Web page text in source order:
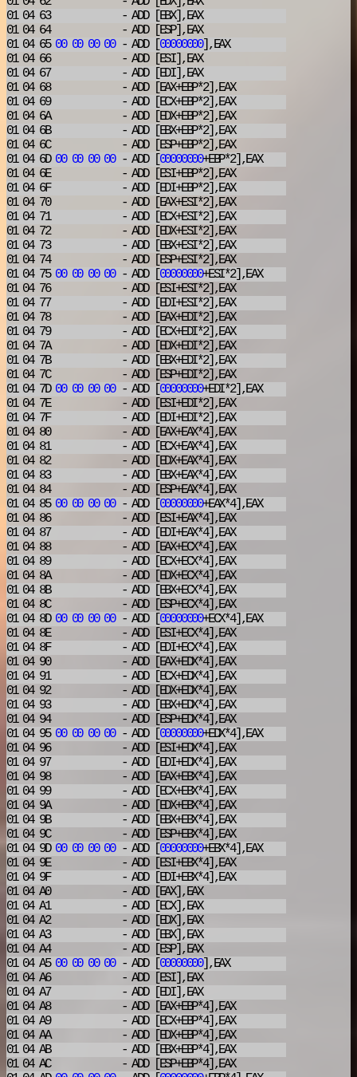
01 04 63
- ADD[EBX],EAX
01 04 64
- ADD[ESP],EAX
01 04 65 00 00 00 00- ADD[ 00000000],EAX
01 04 66
- ADD[ESI],EAX
01 04 67
- ADD[EDI],EAX
01 04 68
- ADD[EAX+EBP*2],EAX
01 04 69
- ADD[ECX+EBP*2],EAX
01 04 6A
- ADD[EDX+EBP*2],EAX
01 04 6B
- ADD[EBX+EBP*2],EAX
01 04 6C
- ADD[ESP+EBP*2],EAX
01 04 6D 00 00 00 00- ADD[ 00000000+EBP*2],EAX
01 04 6E
- ADD[ESI+EBP*2],EAX
01 04 6F
- ADD[EDI+EBP*2],EAX
01 04 70
- ADD[EAX+ESI*2],EAX
01 04 71
- ADD[ECX+ESI*2],EAX
01 04 72
- ADD[EDX+ESI*2],EAX
01 04 73
- ADD[EBX+ESI*2],EAX
01 04 74
- ADD[ESP+ESI*2],EAX
01 04 75 00 00 00 00- ADD[ 00000000+ESI*2],EAX
01 04 76
- ADD[ESI+ESI*2],EAX
01 04 77
- ADD[EDI+ESI*2],EAX
01 04 78
- ADD[EAX+EDI*2],EAX
01 04 79
- ADD[ECX+EDI*2],EAX
01 04 7A
- ADD[EDX+EDI*2],EAX
01 04 7B
- ADD[EBX+EDI*2],EAX
01 04 7C
- ADD[ESP+EDI*2],EAX
01 04 7D 00 00 00 00- ADD[ 00000000+EDI*2],EAX
01 04 7E
- ADD[ESI+EDI*2],EAX
01 04 7F
- ADD[EDI+EDI*2],EAX
01 04 80
- ADD[EAX+EAX*4],EAX
01 04 81
- ADD[ECX+EAX*4],EAX
01 04 82
- ADD[EDX+EAX*4],EAX
01 04 83
- ADD[EBX+EAX*4],EAX
01 04 84
- ADD[ESP+EAX*4],EAX
01 04 85 00 00 00 00- ADD[ 00000000+EAX*4],EAX
01 04 86
- ADD[ESI+EAX*4],EAX
01 04 87
- ADD[EDI+EAX*4],EAX
01 04 88
- ADD[EAX+ECX*4],EAX
01 04 89
- ADD[ECX+ECX*4],EAX
01 04 8A
- ADD[EDX+ECX*4],EAX
01 04 8B
- ADD[EBX+ECX*4],EAX
01 04 8C
- ADD[ESP+ECX*4],EAX
01 04 8D 00 00 00 00- ADD[ 00000000+ECX*4],EAX
01 04 8E
- ADD[ESI+ECX*4],EAX
01 04 8F
- ADD[EDI+ECX*4],EAX
01 04 90
- ADD[EAX+EDX*4],EAX
01 04 91
- ADD[ECX+EDX*4],EAX
01 04 92
- ADD[EDX+EDX*4],EAX
01 04 93
- ADD[EBX+EDX*4],EAX
01 04 94
- ADD[ESP+EDX*4],EAX
01 04 95 00 00 00 00- ADD[ 00000000+EDX*4],EAX
01 04 96
- ADD[ESI+EDX*4],EAX
01 04 97
- ADD[EDI+EDX*4],EAX
01 04 98
- ADD[EAX+EBX*4],EAX
01 04 99
- ADD[ECX+EBX*4],EAX
01 04 9A
- ADD[EDX+EBX*4],EAX
01 04 9B
- ADD[EBX+EBX*4],EAX
01 04 9C
- ADD[ESP+EBX*4],EAX
01 04 9D 00 00 00 00- ADD[ 00000000+EBX*4],EAX
01 04 9E
- ADD[ESI+EBX*4],EAX
01 04 9F
- ADD[EDI+EBX*4],EAX
01 04 A0
- ADD[EAX],EAX
01 04 A1
- ADD[ECX],EAX
01 04 A2
- ADD[EDX],EAX
01 04 A3
- ADD[EBX],EAX
01 04 A4
- ADD[ESP],EAX
01 04 A5 00 00 00 00- ADD[ 00000000],EAX
01 04 A6
- ADD[ESI],EAX
01 04 A7
- ADD[EDI],EAX
01 04 A8
- ADD[EAX+EBP*4],EAX
01 04 A9
- ADD[ECX+EBP*4],EAX
01 04 AA
- ADD[EDX+EBP*4],EAX
01 04 AB
- ADD[EBX+EBP*4],EAX
01 04 AC
- ADD[ESP+EBP*4],EAX